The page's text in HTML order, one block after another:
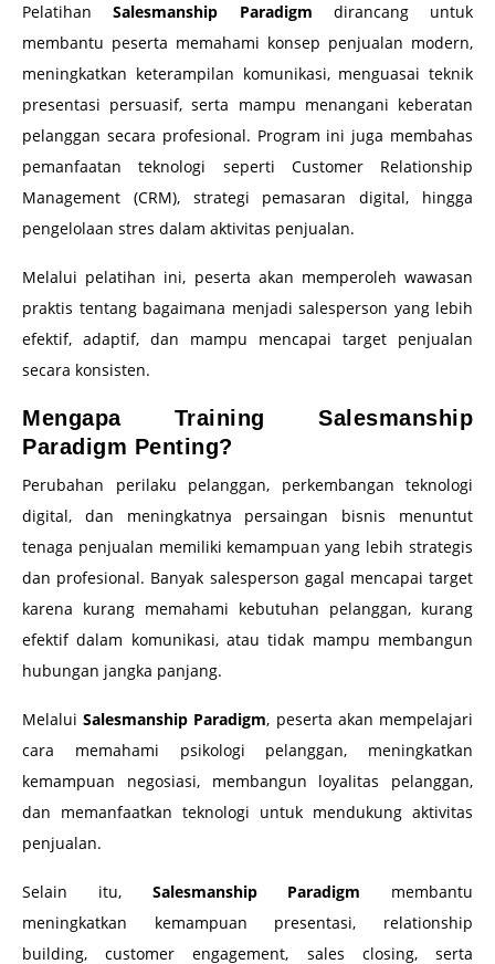
PelatihanSalesmanship Paradigm dirancang untuk
membantu peserta memahami konsep penjualan modern,
meningkatkan keterampilan komunikasi, menguasai teknik
presentasi persuasif, serta mampu menangani keberatan
pelanggan secara profesional. Program ini juga membahas
pemanfaatan teknologi seperti Customer Relationship
Management (CRM), strategi pemasaran digital, hingga
pengelolaan stres dalam aktivitas penjualan.
Melalui pelatihan ini, peserta akan memperoleh wawasan
praktis tentang bagaimana menjadi salesperson yang lebih
efektif, adaptif, dan mampu mencapai target penjualan
secara konsisten.
Mengapa Training Salesmanship
Paradigm Penting?
Perubahan perilaku pelanggan, perkembangan teknologi
digital, dan meningkatnya persaingan bisnis menuntut
tenaga penjualan memiliki kemampuan yang lebih strategis
dan profesional. Banyak salesperson gagal mencapai target
karena kurang memahami kebutuhan pelanggan, kurang
efektif dalam komunikasi, atau tidak mampu membangun
hubungan jangka panjang.
MelaluiSalesmanship Paradigm, peserta akan mempelajari
cara memahami psikologi pelanggan, meningkatkan
kemampuan negosiasi, membangun loyalitas pelanggan,
dan memanfaatkan teknologi untuk mendukung aktivitas
penjualan.
Selain itu, Salesmanship Paradigm membantu
meningkatkan kemampuan presentasi, relationship
building, customer engagement, sales closing, serta